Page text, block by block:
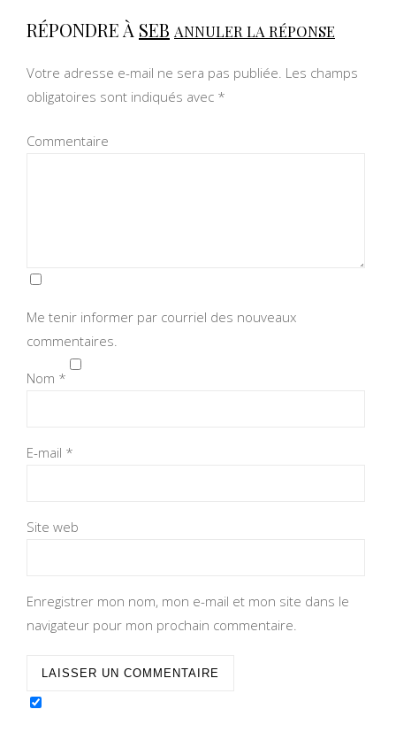
RÉPONDRE À SEB ANNULER LA RÉPONSE
Votre adresse e-mail ne sera pas publiée. Les champs
obligatoires sont indiqués avec *
Commentaire
Me tenir informer par courriel des nouveaux
commentaires.
Nom *
E-mail *
Site web
Enregistrer mon nom, mon e-mail et mon site dans le
navigateur pour mon prochain commentaire.